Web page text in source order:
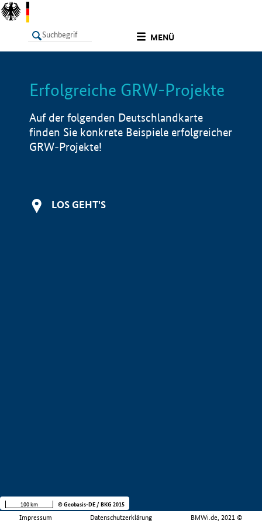
MENÜ
LISTE Info
Erfolgreiche GRW-Projekte
Auf der folgenden Deutschlandkarte
finden Sie konkrete Beispiele erfolgreicher
GRW-Projekte!
LOS GEHT'S
Impressum Datenschutzerklärung BMWi.de, 2021 ©
100 km © Geobasis-DE / BKG 2015